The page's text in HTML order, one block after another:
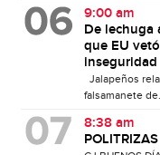
9:00 am
De lechuga
que EU
inseguridad
Jalapeños
falsamanete
8:38 am